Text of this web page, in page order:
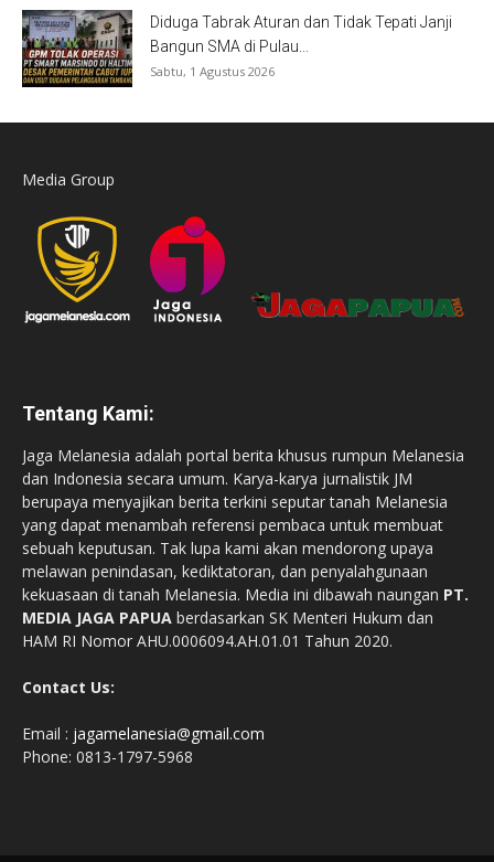
Diduga Tabrak Aturan dan Tidak Tepati Janji
Bangun SMA di Pulau...
Sabtu, 1 Agustus 2026
Media Group
Tentang Kami:
Jaga Melanesia adalah portal berita khusus rumpun Melanesia
dan Indonesia secara umum. Karya-karya jurnalistik JM
berupaya menyajikan berita terkini seputar tanah Melanesia
yang dapat menambah referensi pembaca untuk membuat
sebuah keputusan. Tak lupa kami akan mendorong upaya
melawan penindasan, kediktatoran, dan penyalahgunaan
kekuasaan di tanah Melanesia. Media ini dibawah naungan PT.
MEDIA JAGA PAPUA berdasarkan SK Menteri Hukum dan
HAM RI Nomor AHU.0006094.AH.01.01 Tahun 2020.
Contact Us:
Email : jagamelanesia@gmail.com
Phone: 0813-1797-5968